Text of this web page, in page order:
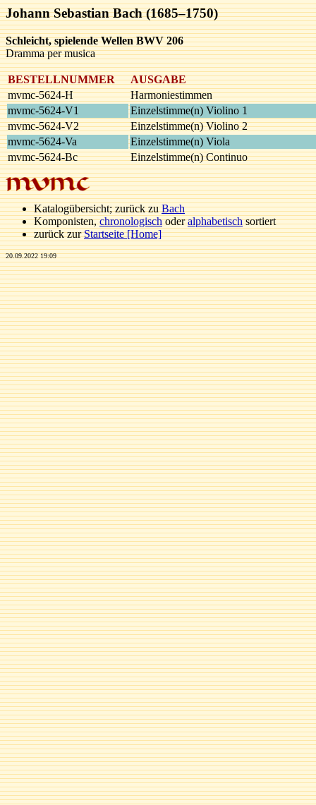
Johann Sebastian Bach (1685–1750)
Schleicht, spielende Wellen BWV 206
Dramma per musica
BESTELLNUMMER
AUSGABE
mvmc-5624-H
Harmoniestimmen
mvmc-5624-V1
Einzelstimme(n) Violino 1
mvmc-5624-V2
Einzelstimme(n) Violino 2
mvmc-5624-Va
Einzelstimme(n) Viola
mvmc-5624-Bc
Einzelstimme(n) Continuo
Katalogübersicht; zurück zuBach
Komponisten,chronologischoderalphabetischsortiert
zurück zurStartseite [Home]
20.09.2022 19:09